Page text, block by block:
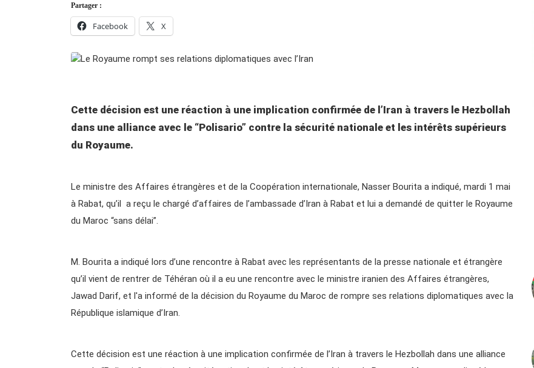
Partager :
Facebook X
Cette décision est une réaction à une implication confirmée de l’Iran à travers le Hezbollah
dans une alliance avec le “Polisario” contre la sécurité nationale et les intérêts supérieurs
du Royaume.
Le ministre des Affaires étrangères et de la Coopération internationale, Nasser Bourita a indiqué, mardi 1 mai
à Rabat, qu’il a reçu le chargé d’affaires de l’ambassade d’Iran à Rabat et lui a demandé de quitter le Royaume
du Maroc “sans délai”.
M. Bourita a indiqué lors d’une rencontre à Rabat avec les représentants de la presse nationale et étrangère
qu’il vient de rentrer de Téhéran où il a eu une rencontre avec le ministre iranien des Affaires étrangères,
Jawad Darif, et l'a informé de la décision du Royaume du Maroc de rompre ses relations diplomatiques avec la
République islamique d’Iran.
Cette décision est une réaction à une implication confirmée de l’Iran à travers le Hezbollah dans une alliance